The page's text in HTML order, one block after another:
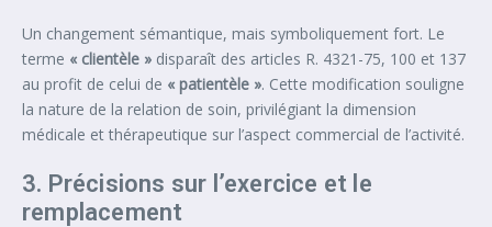
Un changement sémantique, mais symboliquement fort. Le
terme « clientèle » disparaît des articles R. 4321-75, 100 et 137
au profit de celui de « patientèle ». Cette modification souligne
la nature de la relation de soin, privilégiant la dimension
médicale et thérapeutique sur l’aspect commercial de l’activité.
3. Précisions sur l’exercice et le
remplacement